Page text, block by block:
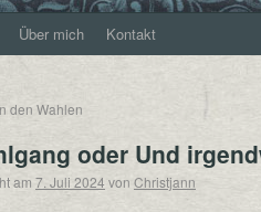
Über mich Kontakt
den Wahlen
oder Und
am 7. Juli 2024von Christjann